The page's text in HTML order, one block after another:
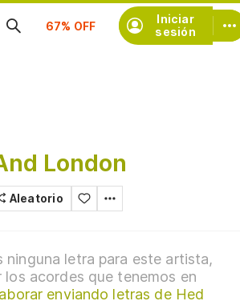
Iniciar
sesión
Suscríbete
London
Aleatorio
ninguna letra para este artista,
los acordes que tenemos en
enviando letras de Hed